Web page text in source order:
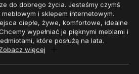
do dobrego życia. Jesteśmy czymś
i sklepem internetowym.
ciepłe, żywe, komfortowe, idealne
wypełniać je pięknymi meblami i
które posłużą na lata.
więcej